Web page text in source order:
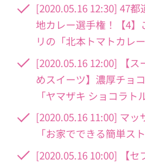
[2020.05.16 12:30] 47
地カレー選手権！【4
リの「北本トマトカレ
[2020.05.16 12:00] 【ス
めスイーツ】濃厚チョ
「ヤマザキ ショコラト
[2020.05.16 11:00] マッ
「お家でできる簡単ス
[2020.05.16 10:00] 【